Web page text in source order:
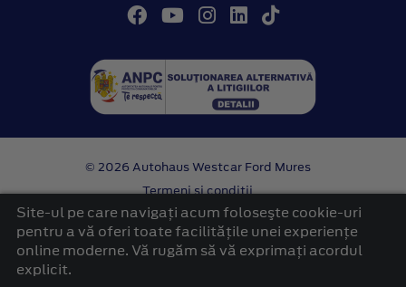
© 2026 Autohaus Westcar Ford Mures
Termeni si conditii
Confidentialitate
Politica cookies
platformă dezvoltată de Workleto
Site-ul pe care navigați acum foloseşte cookie-uri
pentru a vă oferi toate facilitățile unei experiențe
online moderne. Vă rugăm să vă exprimați acordul
explicit.